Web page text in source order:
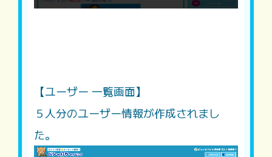
【ユーザー 一覧画面】
５人分のユーザー情報が作成されまし
た。